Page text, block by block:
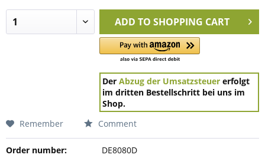
ADD TO SHOPPING CART
DerAbzug der Umsatzsteuer erfolgt
im dritten Bestellschritt bei uns im
Shop.
Remember
Comment
Order number:
DE8080D